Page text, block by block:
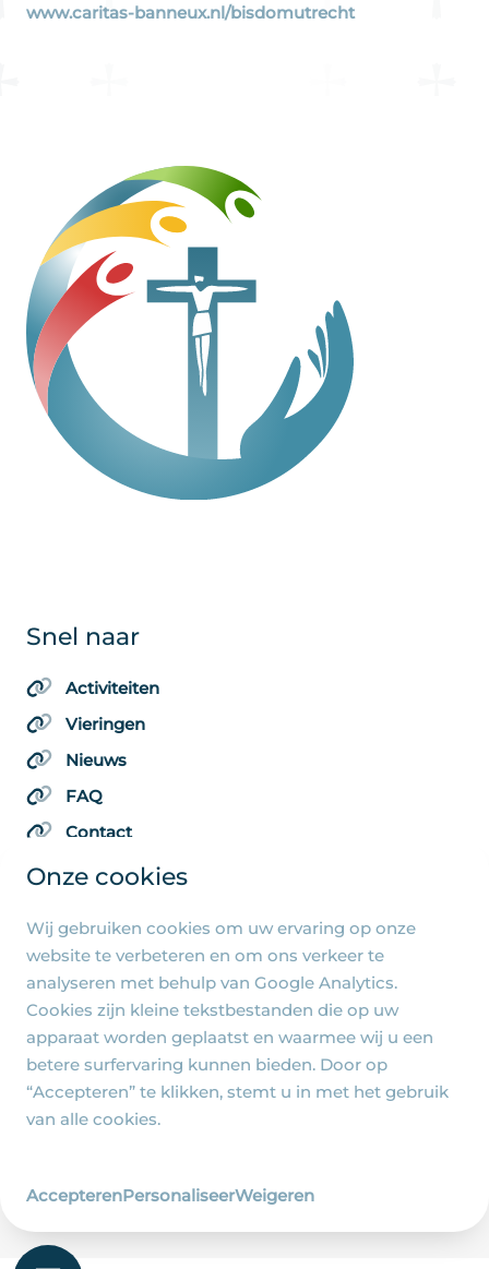
Onze cookies
Wij gebruiken cookies om uw ervaring op onze
website te verbeteren en om ons verkeer te
analyseren met behulp van Google Analytics.
Cookies zijn kleine tekstbestanden die op uw
apparaat worden geplaatst en waarmee wij u een
betere surfervaring kunnen bieden. Door op
“Accepteren” te klikken, stemt u in met het gebruik
van alle cookies.
AccepterenPersonaliseerWeigeren
www.caritas-banneux.nl/bisdomutrecht
Snel naar
Activiteiten
Vieringen
Nieuws
FAQ
Contact
Algemene pagina's
Privacy beleid
Cookie-instellingen
en Jozef - Ontwerp en realisatie